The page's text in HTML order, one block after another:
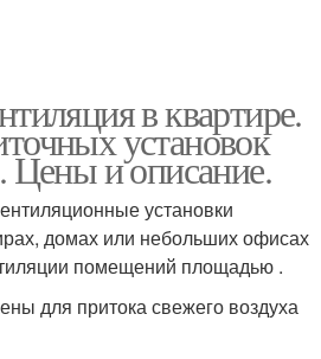
в квартире.
установок
Цены и описание.
установки
домах или небольших офисах
помещений площадью .
для притока свежего воздуха